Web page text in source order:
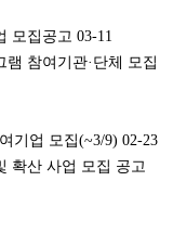
모집공고 03-11
참여기관·단체 모집
기업 모집(~3/9) 02-23
확산 사업 모집 공고